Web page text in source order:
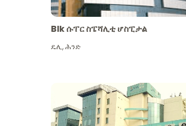
Blk ሱፐር ስፔሻሊቲ ሆስፒታል
ዴሊ,ሕንድ